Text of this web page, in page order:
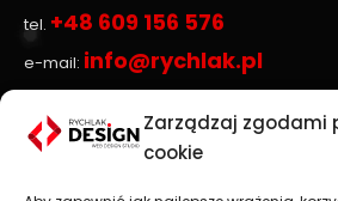
Zarządzaj zgodami
cookie
tel. +48 609 156 576
e-mail: info@rychlak.pl
Strony www, sklepy